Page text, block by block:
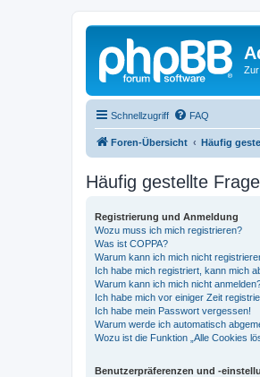
Zur
Schnellzugriff FAQ
Foren-Übersicht Häufig
Häufig gestellte
Registrierung und Anmeldung
Wozu muss ich mich registrieren?
Was ist COPPA?
Warum kann ich mich nicht
Ich habe mich registriert, kann mich
Warum kann ich mich nicht
Ich habe mich vor einiger Zeit
Ich habe mein Passwort vergessen!
Warum werde ich automatisch
Wozu ist die Funktion „Alle Cookies
Benutzerpräferenzen und -